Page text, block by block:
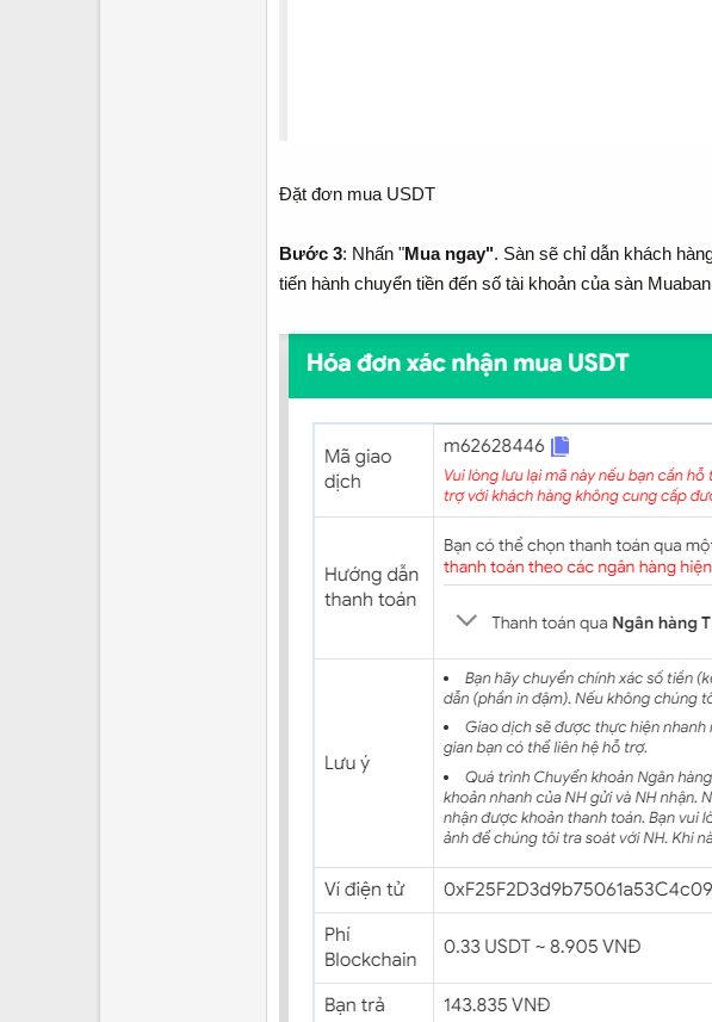
Đặt đơn mua USDT
Bước 3: Nhấn "Mua ngay". Sàn sẽ chỉ dẫn khách
tiến hành chuyển tiền đến số tài khoản của sàn